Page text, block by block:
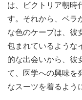
は、ビクトリア朝時
す。それから、ベラ
な色のケープは、彼
包まれているような
的な出会いから、彼
て、医学への興味を
なスーツを着るよう